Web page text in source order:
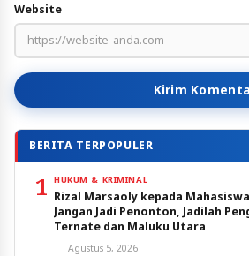
Website
Kirim
BERITA TERPOPULER
1 HUKUM & KRIMINAL
Rizal Marsaoly kepada
Jangan Jadi Penonton, Jadilah
Ternate dan Maluku Utara
Agustus 5, 2026